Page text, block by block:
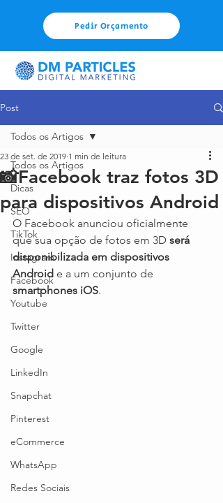
Pedir Orçamento
Post
Todos os Artigos
Dicas
SEO
TikTok
Instagram
Facebook
Youtube
Twitter
Google
LinkedIn
Snapchat
Pinterest
eCommerce
WhatsApp
Redes Sociais
Todos os Artigos
📸Facebook traz fotos 3D
para dispositivos Android
23 de set. de 2019 1 min de leitura
O Facebook anunciou oficialmente
que sua opção de fotos em 3D será
disponibilizada em dispositivos
Android e a um conjunto de
smartphones iOS.